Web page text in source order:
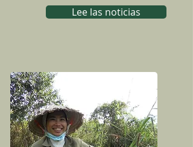
Lee las noticias